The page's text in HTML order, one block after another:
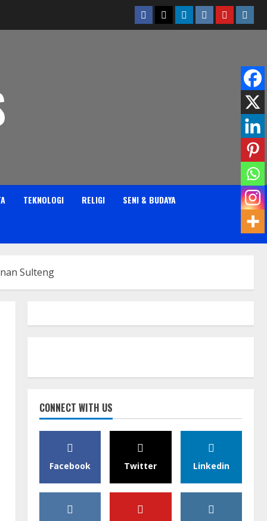
Facebook
TwitterLinkedin
VK Youtube
TEKNOLOGI RELIGI SENI & BUDAYA
Sulteng
CONNECT WITH US
Facebook Twitter Linkedin